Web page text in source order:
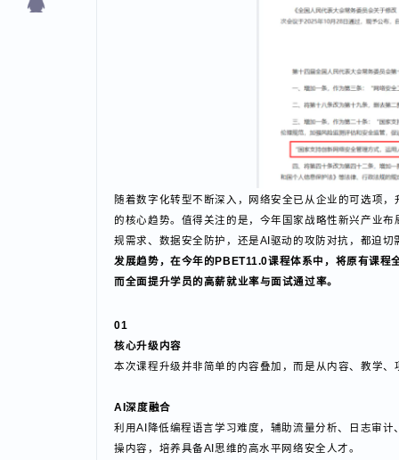
随着数字化转型不断深入，网络安全已从企业的可选
本次课程升级并非简单的内容叠加，而是从内容、教
AI深度融合